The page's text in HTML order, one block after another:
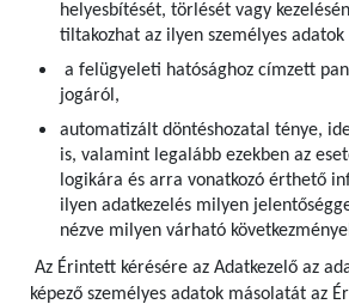
helyesbítését, törlését vagy
tiltakozhat az ilyen személyes adatok
a felügyeleti hatósághoz címzett
jogáról,
automatizált döntéshozatal ténye,
is, valamint legalább ezekben az
logikára és arra vonatkozó érthető
ilyen adatkezelés milyen
nézve milyen várható
Az Érintett kérésére az Adatkezelő az
képező személyes adatok másolatát az